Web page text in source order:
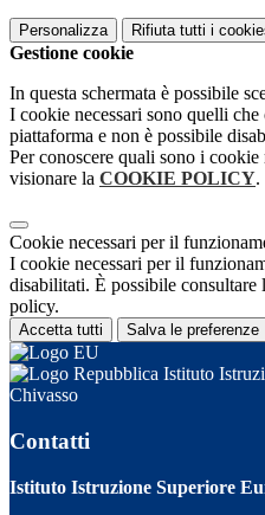
Personalizza Rifiuta tutti i
Gestione cookie
In questa schermata è possibile
I cookie necessari sono quelli
piattaforma e non è possibile
Per conoscere quali sono i
visionare la COOKIE POLICY.
Cookie necessari per il
I cookie necessari per il
disabilitati. È possibile
policy.
Accetta tutti Salva le preferenze
Istituto
Chivasso
Contatti
Istituto Istruzione Superiore